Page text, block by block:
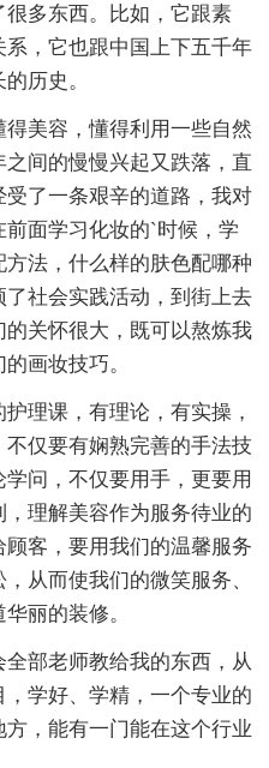
多东西。比如，它跟素
，它也跟中国上下五千年
历史。
美容，懂得利用一些自然
间的慢慢兴起又跌落，直
了一条艰辛的道路，我对
面学习化妆的`时候，学
法，什么样的肤色配哪种
社会实践活动，到街上去
关怀很大，既可以熬炼我
画妆技巧。
理课，有理论，有实操，
仅要有娴熟完善的手法技
问，不仅要用手，更要用
理解美容作为服务待业的
客，要用我们的温馨服务
从而使我们的微笑服务、
丽的装修。
部老师教给我的东西，从
学好、学精，一个专业的
，能有一门能在这个行业